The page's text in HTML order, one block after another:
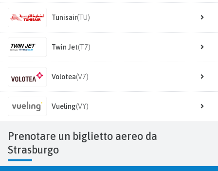
Tunisair(TU)
Twin Jet(T7)
Volotea(V7)
Vueling(VY)
Prenotare un biglietto aereo da
Strasburgo